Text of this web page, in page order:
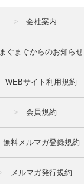
会社案内
まぐまぐからのお知らせ
WEBサイト利用規約
会員規約
無料メルマガ登録規約
メルマガ発行規約